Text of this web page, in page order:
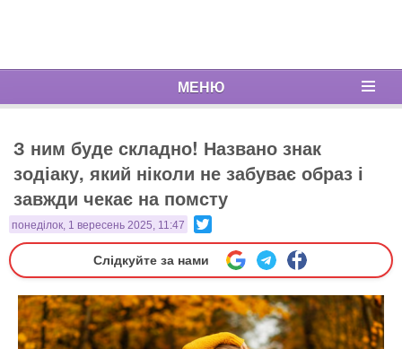
МЕНЮ
З ним буде складно! Названо знак
зодіаку, який ніколи не забуває образ і
завжди чекає на помсту
понеділок, 1 вересень 2025, 11:47
Слідкуйте за нами